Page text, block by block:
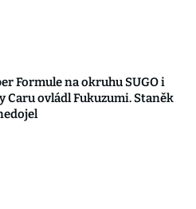
Formule na okruhu SUGO i
Caru ovládl Fukuzumi. Staněk